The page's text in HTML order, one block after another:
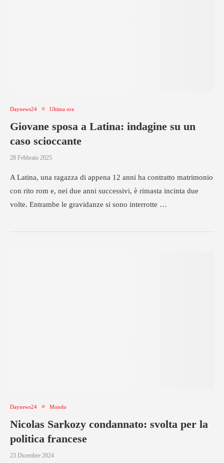
Daynews24 Ultima ora
Giovane sposa a Latina: indagine su un
caso scioccante
28 Febbraio 2025
A Latina, una ragazza di appena 12 anni ha contratto matrimonio
con rito rom e, nei due anni successivi, è rimasta incinta due
volte. Entrambe le gravidanze si sono interrotte …
Daynews24 Mondo
Nicolas Sarkozy condannato: svolta per la
politica francese
23 Dicembre 2024